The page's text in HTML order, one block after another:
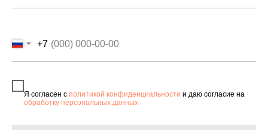
+7
Я согласен с политикой конфиденциальности и даю согласие на
обработку персональных данных